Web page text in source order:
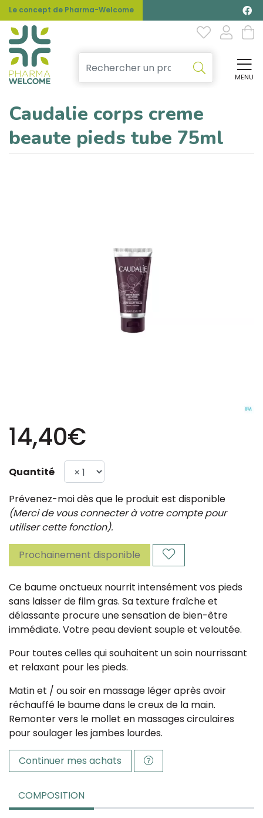
Le concept de Pharma-Welcome
MENU
Caudalie corps creme
beaute pieds tube 75ml
14,40€
Quantité
Prévenez-moi dès que le produit est disponible
(Merci de vous connecter à votre compte pour
utiliser cette fonction).
Prochainement disponible
Ce baume onctueux nourrit intensément vos pieds
sans laisser de film gras. Sa texture fraîche et
délassante procure une sensation de bien-être
immédiate. Votre peau devient souple et veloutée.
Pour toutes celles qui souhaitent un soin nourrissant
et relaxant pour les pieds.
Matin et / ou soir en massage léger après avoir
réchauffé le baume dans le creux de la main.
Remonter vers le mollet en massages circulaires
pour soulager les jambes lourdes.
Continuer mes achats
COMPOSITION